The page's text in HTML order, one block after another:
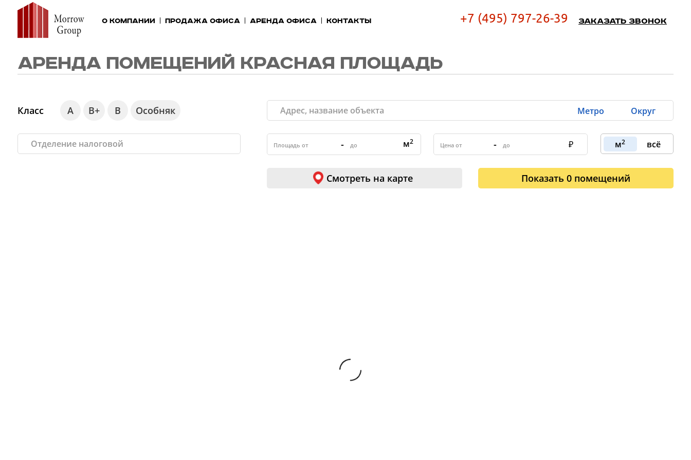
О компании Продажа офиса Аренда офиса Контакты +7 (495) 797-26-39 Заказать звонок
АРЕНДА ПОМЕЩЕНИЙ КРАСНАЯ ПЛОЩАДЬ
Класс А В+ В Особняк Метро Округ
- м2 - м2 всё
Смотреть на карте Показать0 помещений